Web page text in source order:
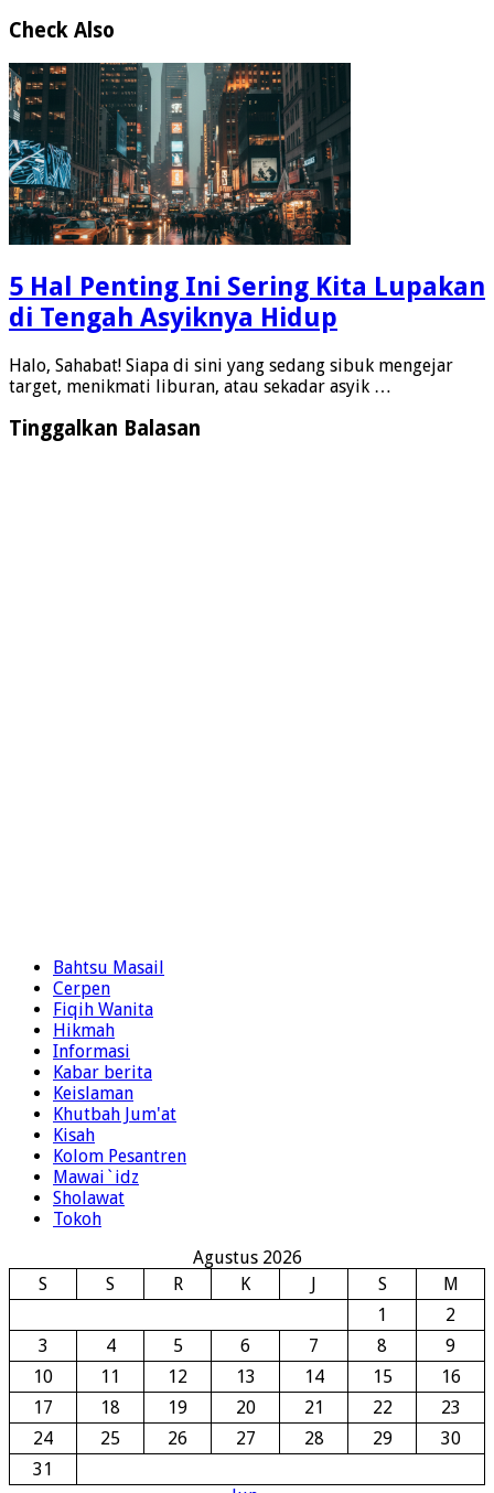
5 Hal Penting Ini Sering Kita Lupakan
di Tengah Asyiknya Hidup
Halo, Sahabat! Siapa di sini yang sedang sibuk mengejar
Bahtsu Masail
Cerpen
Fiqih Wanita
Hikmah
Informasi
Kabar berita
Keislaman
Khutbah Jum'at
Kisah
Kolom Pesantren
Mawai`idz
Sholawat
Agustus 2026
S
S R K J S
M
1
2
3
4 5 6 7 8
9
10
11 12 13 14 15
16
17
18 19 20 21 22
23
24
25 26 27 28 29
30